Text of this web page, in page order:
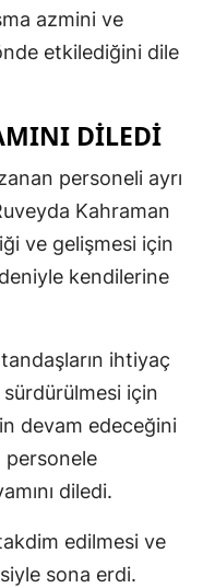
azmini ve
etkilediğini dile
DİLEDİ
personeli ayrı
Kahraman
ve gelişmesi için
kendilerine
ihtiyaç
için
devam edeceğini
personele
diledi.
edilmesi ve
sona erdi.